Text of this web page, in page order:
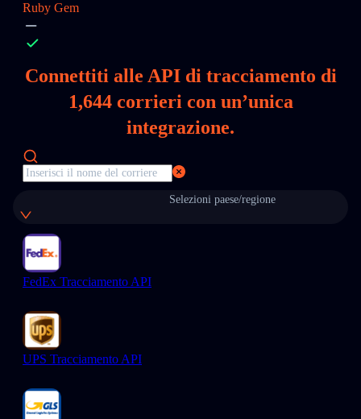
Ruby Gem
Connettiti alle API di tracciamento di
1,644corrieri con un’unica
integrazione.
Selezioni paese/regione
FedEx Tracciamento API
UPS Tracciamento API